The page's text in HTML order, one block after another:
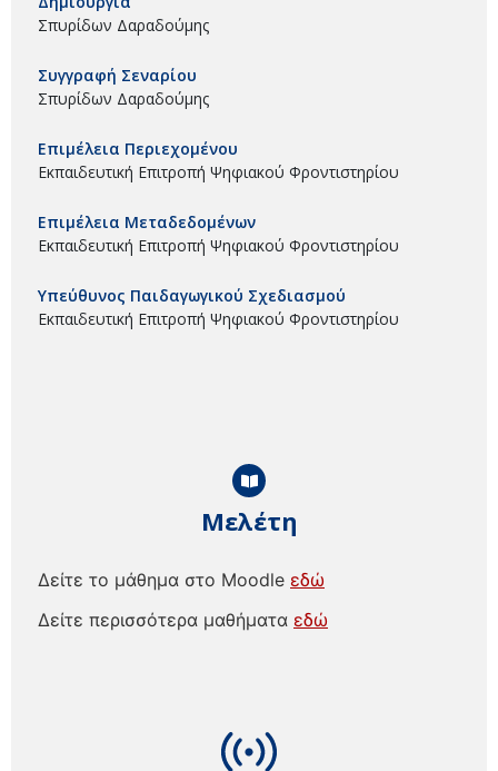
Μελέτη
Δείτε το μάθημα στο Moodle εδώ
Δείτε περισσότερα μαθήματα εδώ
Σπυρίδων Δαραδούμης
Συγγραφή Σεναρίου
Σπυρίδων Δαραδούμης
Επιμέλεια Περιεχομένου
Εκπαιδευτική Επιτροπή Ψηφιακού Φροντιστηρίου
Επιμέλεια Μεταδεδομένων
Εκπαιδευτική Επιτροπή Ψηφιακού Φροντιστηρίου
Υπεύθυνος Παιδαγωγικού Σχεδιασμού
Εκπαιδευτική Επιτροπή Ψηφιακού Φροντιστηρίου